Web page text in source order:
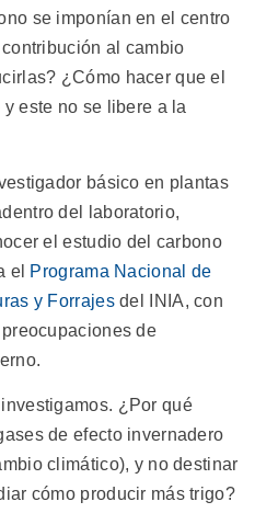
se imponían en el centro
al cambio
¿Cómo hacer que el
este no se libere a la
básico en plantas
del laboratorio,
el estudio del carbono
el Programa Nacional de
y Forrajesdel INIA, con
de
¿Por qué
de efecto invernadero
climático), y no destinar
cómo producir más trigo?